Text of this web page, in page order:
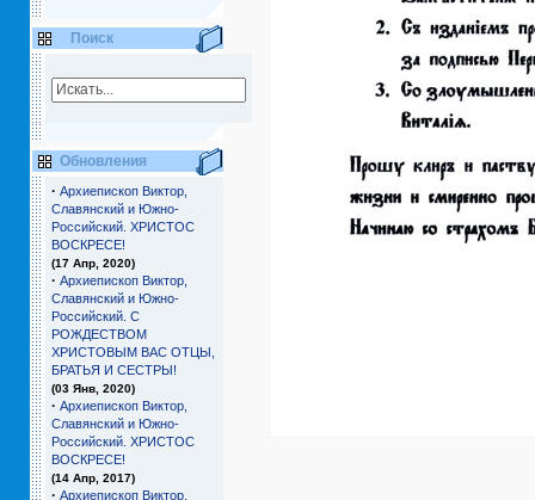
Поиск
Обновления
· Архиепископ Виктор,
Славянский и Южно-
Российский. ХРИСТОС
ВОСКРЕСЕ!
(17 Апр, 2020)
· Архиепископ Виктор,
Славянский и Южно-
Российский. С
РОЖДЕСТВОМ
ХРИСТОВЫМ ВАС ОТЦЫ,
БРАТЬЯ И СЕCТРЫ!
(03 Янв, 2020)
· Архиепископ Виктор,
Славянский и Южно-
Российский. ХРИСТОС
ВОСКРЕСЕ!
(14 Апр, 2017)
· Архиепископ Виктор,